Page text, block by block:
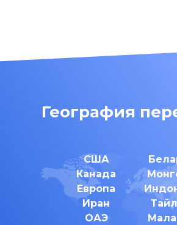
География
США
Канада
Европа
Иран
ОАЭ